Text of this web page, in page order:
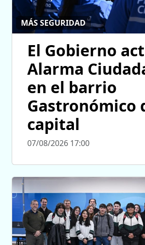
MÁS SEGURIDAD
El Gobierno
Alarma
en el barrio
Gastronómico
capital
07/08/2026 17:00